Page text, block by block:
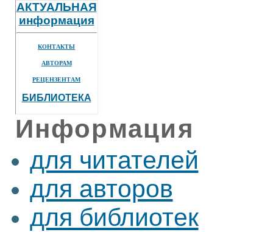
АКТУАЛЬНАЯ
информация
КОНТАКТЫ
АВТОРАМ
РЕЦЕНЗЕНТАМ
БИБЛИОТЕКА
Информация
для читателей
для авторов
для библиотек